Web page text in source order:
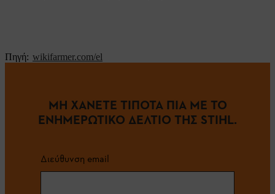
Πηγή: wikifarmer.com/el
ΜΗ ΧΑΝΕΤΕ ΤΙΠΟΤΑ ΠΙΑ ΜΕ ΤΟ
ΕΝΗΜΕΡΩΤΙΚΟ ΔΕΛΤΙΟ ΤΗΣ STIHL.
Διεύθυνση email